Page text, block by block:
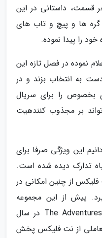
قسمت، داستانی در این
گره ها و پیچ و تاب های
را پیدا نموده.
نموده در فصل تازه این
به انتخاب بزند و در
بخصوص را برای سریال
بر مجذوب کنندهیت
این ویژگی صرفا برای
تدارک دیده شده است.
از چنین امکانی در
پیش از این مجموعه
انیمیشنی The Adventures of Puss in Boots در سال
از نت فلیکس پخش